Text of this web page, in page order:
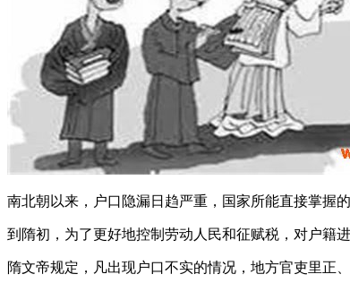
南北朝以来，户口隐漏日趋严重，国家所能直接掌握
到隋初，为了更好地控制劳动人民和征赋税，对户籍
隋文帝规定，凡出现户口不实的情况，地方官吏里正